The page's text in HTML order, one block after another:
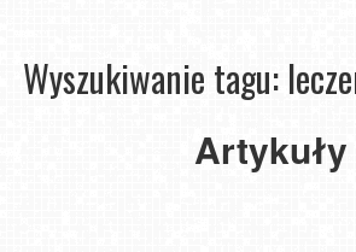
Wyszukiwanie tagu:
Artykuły
czym
jest